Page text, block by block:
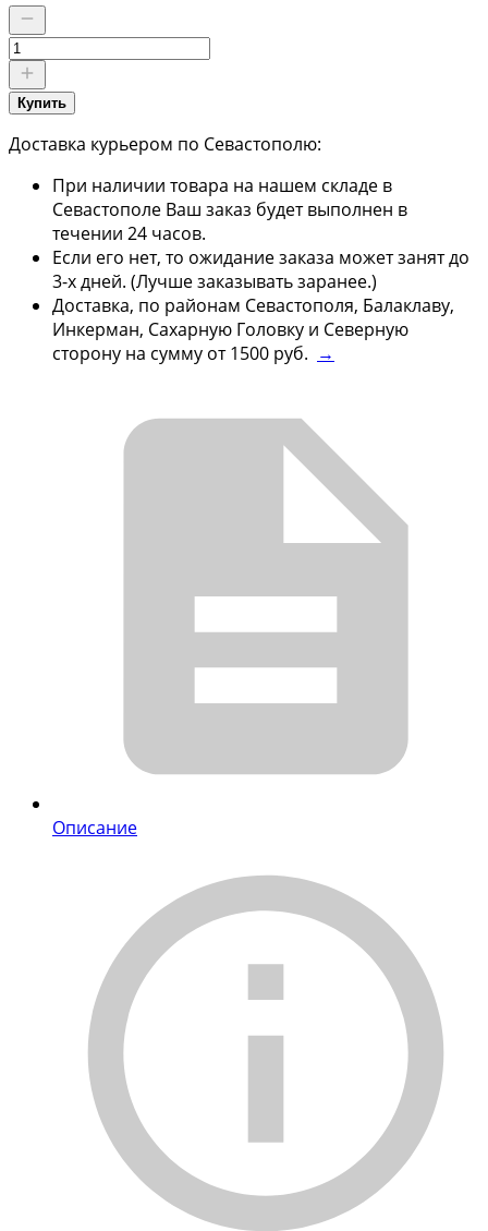
Купить
Доставка курьером по Севастополю:
При наличии товара на нашем складе в
Севастополе Ваш заказ будет выполнен в
течении 24 часов.
Если его нет, то ожидание заказа может занят до
3-х дней. (Лучше заказывать заранее.)
Доставка, по районам Севастополя, Балаклаву,
Инкерман, Сахарную Головку и Северную
сторону на сумму от 1500 руб. →
Описание